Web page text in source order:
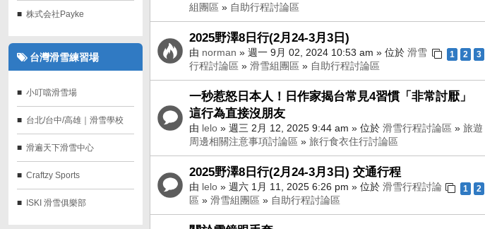
組團區 » 自助行程討論區
2025野澤8日行(2月24-3月3日)
1 2 3
由 norman » 週一 9月 02, 2024 10:53 am » 位於 滑雪
行程討論區 » 滑雪組團區 » 自助行程討論區
一秒惹怒日本人！日作家揭台常見4習慣「非常討厭」
這行為直接沒朋友
由 lelo » 週三 2月 12, 2025 9:44 am » 位於 滑雪行程討論區 » 旅遊
周邊相關注意事項討論區 » 旅行食衣住行討論區
2025野澤8日行(2月24-3月3日) 交通行程
1 2
由 lelo » 週六 1月 11, 2025 6:26 pm » 位於 滑雪行程討論
區 » 滑雪組團區 » 自助行程討論區
株式会社Payke
台灣滑雪練習場
小叮噹滑雪場
台北/台中/高雄｜滑雪學校
滑遍天下滑雪中心
Craftzy Sports
ISKI 滑雪俱樂部